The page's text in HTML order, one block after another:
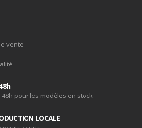
vente
pour les modèles en stock
LOCALE